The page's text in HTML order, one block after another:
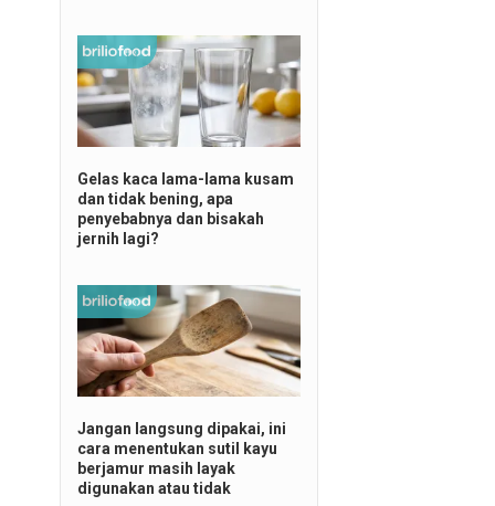
Gelas kaca lama-lama kusam
dan tidak bening, apa
penyebabnya dan bisakah
jernih lagi?
Jangan langsung dipakai, ini
cara menentukan sutil kayu
berjamur masih layak
digunakan atau tidak